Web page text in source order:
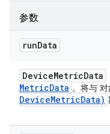
参数
runData
DeviceMetricData
MetricData 。将与
DeviceMetricData)